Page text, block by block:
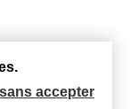
accepter